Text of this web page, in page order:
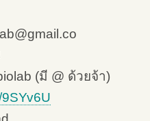
(มี @ ด้วยจ้า)